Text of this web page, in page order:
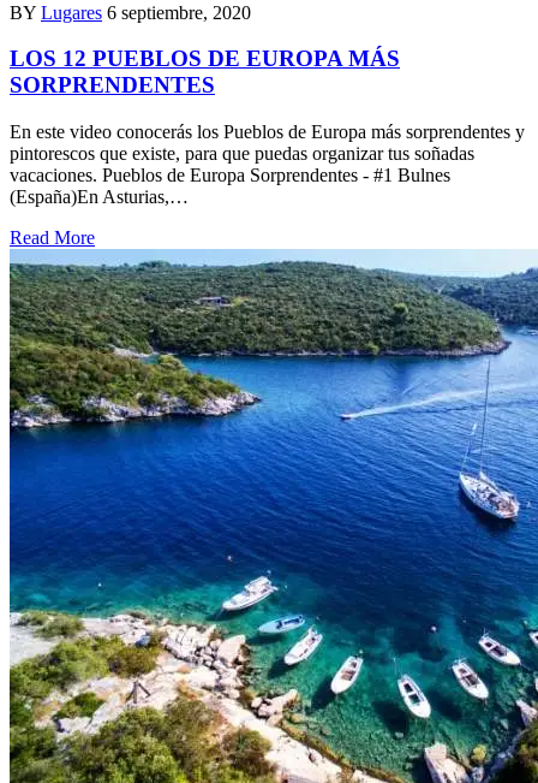
BY Lugares 6 septiembre, 2020
LOS 12 PUEBLOS DE EUROPA MÁS
SORPRENDENTES
En este video conocerás los Pueblos de Europa más sorprendentes y
pintorescos que existe, para que puedas organizar tus soñadas
vacaciones. Pueblos de Europa Sorprendentes - #1 Bulnes
(España)En Asturias,…
Read More